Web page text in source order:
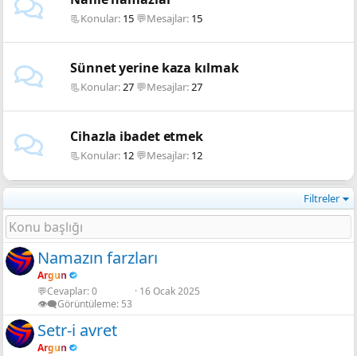
📃Konular 15 💬Mesajlar 15
Sünnet yerine kaza kılmak
📃Konular 27 💬Mesajlar 27
Cihazla ibadet etmek
📃Konular 12 💬Mesajlar 12
Filtreler
Namazın farzları
Argun
💬Cevaplar 0
👁️‍🗨️Görüntüleme 53
16 Ocak 2025
Setr-i avret
Argun